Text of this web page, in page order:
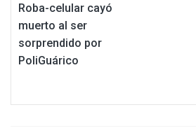
Roba-celular cayó
muerto al ser
sorprendido por
PoliGuárico